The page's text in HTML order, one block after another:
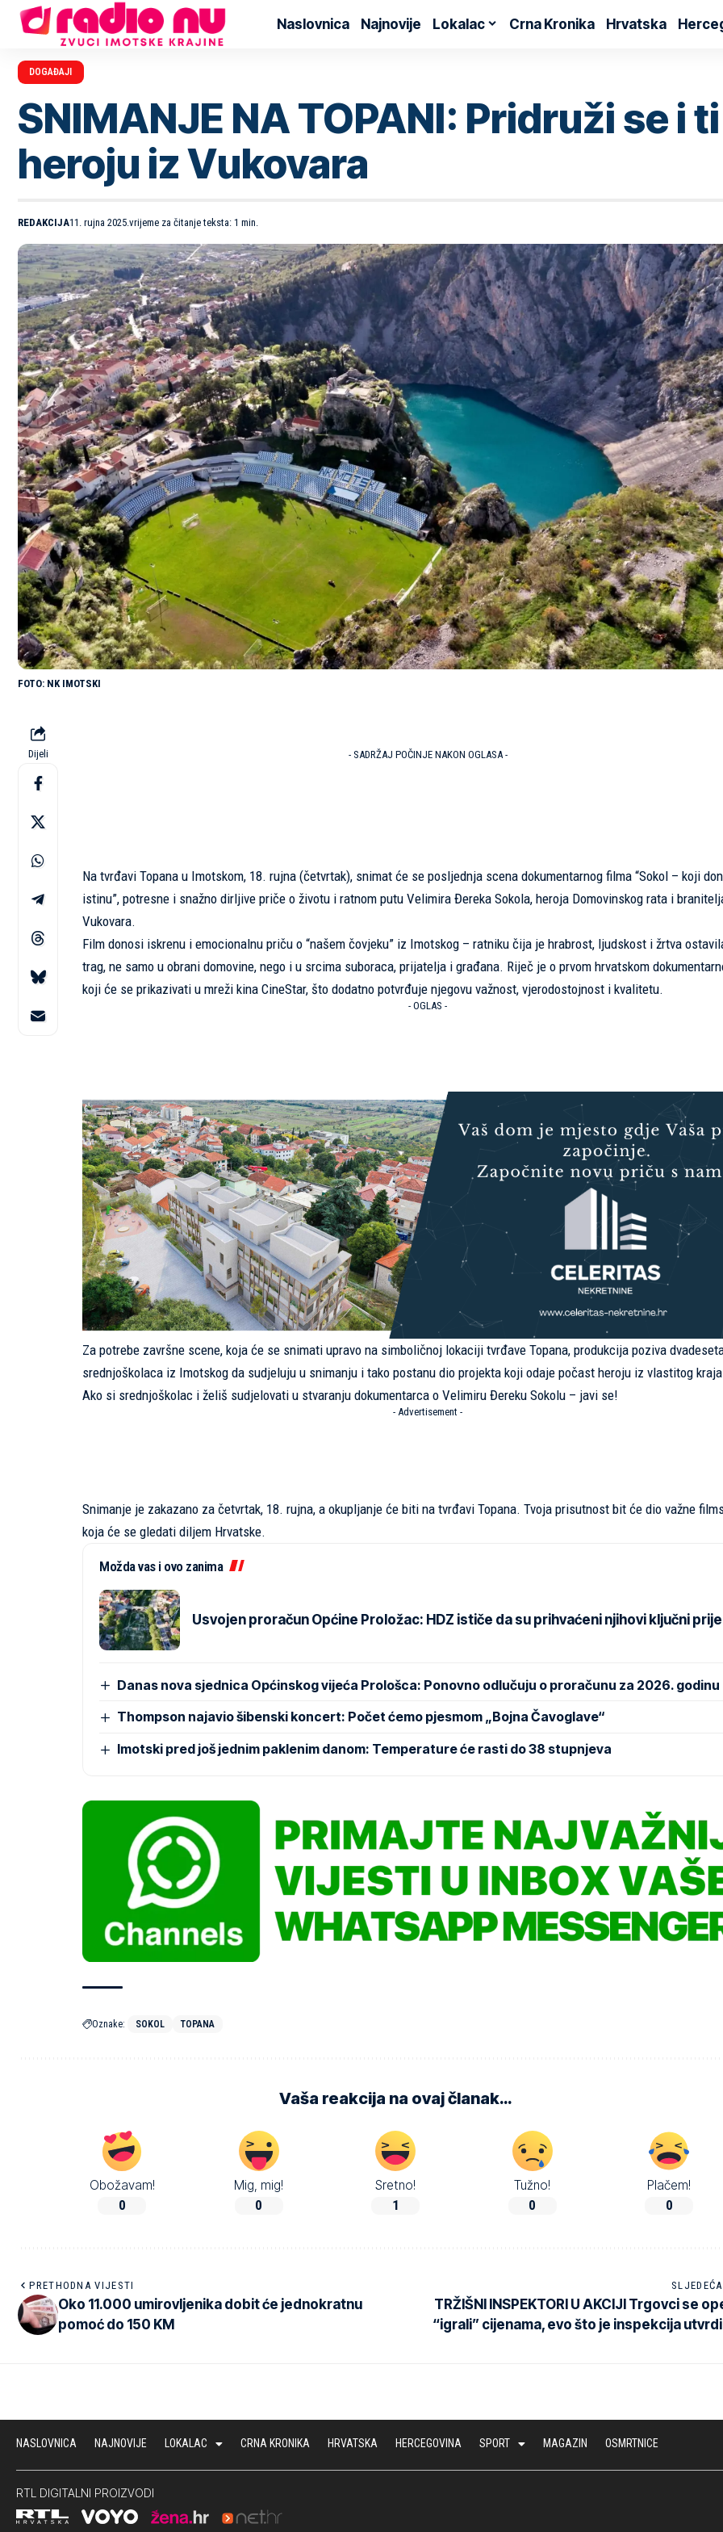
Naslovnica Najnovije Lokalac Crna Kronika Hrvatska
DOGAĐAJI
SNIMANJE NA TOPANI: Pridruži se i
heroju iz Vukovara
REDAKCIJA11. rujna 2025. vrijeme za čitanje teksta: 1 min.
NK IMOTSKI
Dijeli - SADRŽAJ POČINJE NAKON OGLASA -
Na tvrđavi Topana u Imotskom, 18. rujna (četvrtak), snimat će se posljednja scena dokumentarnog filma “Sokol – koji
istinu”, potresne i snažno dirljive priče o životu i ratnom putu Velimira Đereka Sokola, heroja Domovinskog rata i
Vukovara.
Film donosi iskrenu i emocionalnu priču o “našem čovjeku” iz Imotskog – ratniku čija je hrabrost, ljudskost i žrtva
trag, ne samo u obrani domovine, nego i u srcima suboraca, prijatelja i građana. Riječ je o prvom hrvatskom
koji će se prikazivati u mreži kina CineStar, što dodatno potvrđuje njegovu važnost, vjerodostojnost i kvalitetu.
- OGLAS -
Za potrebe završne scene, koja će se snimati upravo na simboličnoj lokaciji tvrđave Topana, produkcija poziva
srednjoškolaca iz Imotskog da sudjeluju u snimanju i tako postanu dio projekta koji odaje počast heroju iz vlastitog
Ako si srednjoškolac i želiš sudjelovati u stvaranju dokumentarca o Velimiru Đereku Sokolu – javi se!
- Advertisement -
Snimanje je zakazano za četvrtak, 18. rujna, a okupljanje će biti na tvrđavi Topana. Tvoja prisutnost bit će dio važne
koja će se gledati diljem Hrvatske.
Možda vas i ovo zanima
Usvojen proračun Općine Proložac: HDZ ističe da su prihvaćeni njihovi ključni
Danas nova sjednica Općinskog vijeća Prološca: Ponovno odlučuju o proračunu za 2026. godinu
Thompson najavio šibenski koncert: Počet ćemo pjesmom „Bojna Čavoglave“
Imotski pred još jednim paklenim danom: Temperature će rasti do 38 stupnjeva
Oznake: SOKOL TOPANA
Vaša reakcija na ovaj članak…
Obožavam!
0
Mig, mig!
0
Sretno!
1
Tužno!
0
Plačem!
0
PRETHODNA VIJESTI
Oko 11.000 umirovljenika dobit će jednokratnu
pomoć do 150 KM
TRŽIŠNI INSPEKTORI U AKCIJI Trgovci se
“igrali” cijenama, evo što je inspekcija
NASLOVNICA NAJNOVIJE LOKALAC CRNA KRONIKA HRVATSKA HERCEGOVINA SPORT MAGAZIN OSMRTNICE
RTL DIGITALNI PROIZVODI